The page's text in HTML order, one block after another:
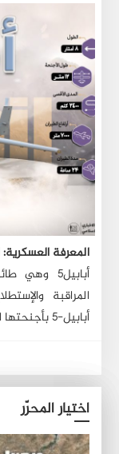
المعرفة العسكرية:
أبابيل٥
المراقبة
أبابيل-٥ بأجنحتها الثابتة، ومحركها المروحي وكذلك...
اختيار المحرّر